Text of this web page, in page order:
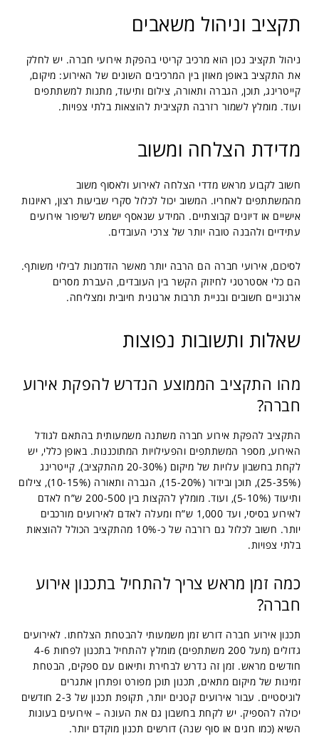
תקציב וניהול משאבים
ניהול תקציב נכון הוא מרכיב קריטי בהפקת אירועי חברה. יש לחלק
את התקציב באופן מאוזן בין המרכיבים השונים של האירוע: מיקום,
קייטרינג, תוכן, הגברה ותאורה, צילום ותיעוד, מתנות למשתתפים
ועוד. מומלץ לשמור רזרבה תקציבית להוצאות בלתי צפויות.
מדידת הצלחה ומשוב
חשוב לקבוע מראש מדדי הצלחה לאירוע ולאסוף משוב
מהמשתתפים לאחריו. המשוב יכול לכלול סקרי שביעות רצון, ראיונות
אישיים או דיונים קבוצתיים. המידע שנאסף ישמש לשיפור אירועים
עתידיים ולהבנה טובה יותר של צרכי העובדים.
לסיכום, אירועי חברה הם הרבה יותר מאשר הזדמנות לבילוי משותף.
הם כלי אסטרטגי לחיזוק הקשר בין העובדים, העברת מסרים
ארגוניים חשובים ובניית תרבות ארגונית חיובית ומצליחה.
שאלות ותשובות נפוצות
מהו התקציב הממוצע הנדרש להפקת אירוע
חברה?
התקציב להפקת אירוע חברה משתנה משמעותית בהתאם לגודל
האירוע, מספר המשתתפים והפעילויות המתוכננות. באופן כללי, יש
לקחת בחשבון עלויות של מיקום (20-30% מהתקציב), קייטרינג
(25-35%), תוכן ובידור (15-20%), הגברה ותאורה (10-15%), צילום
ותיעוד (5-10%), ועוד. מומלץ להקצות בין 200-500 ש”ח לאדם
לאירוע בסיסי, ועד 1,000 ש”ח ומעלה לאדם לאירועים מורכבים
יותר. חשוב לכלול גם רזרבה של כ-10% מהתקציב הכולל להוצאות
בלתי צפויות.
כמה זמן מראש צריך להתחיל בתכנון אירוע
חברה?
תכנון אירוע חברה דורש זמן משמעותי להבטחת הצלחתו. לאירועים
גדולים (מעל 200 משתתפים) מומלץ להתחיל בתכנון לפחות 4-6
חודשים מראש. זמן זה נדרש לבחירת ותיאום עם ספקים, הבטחת
זמינות של מיקום מתאים, תכנון תוכן מפורט ופתרון אתגרים
לוגיסטיים. עבור אירועים קטנים יותר, תקופת תכנון של 2-3 חודשים
יכולה להספיק. יש לקחת בחשבון גם את העונה – אירועים בעונות
השיא (כמו חגים או סוף שנה) דורשים תכנון מוקדם יותר.